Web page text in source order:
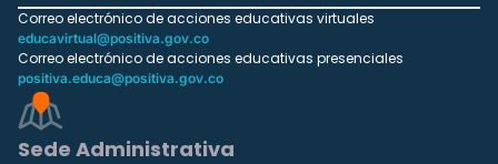
Correo electrónico de acciones educativas virtuales
educavirtual@positiva.gov.co
Correo electrónico de acciones educativas presenciales
positiva.educa@positiva.gov.co
Sede Administrativa